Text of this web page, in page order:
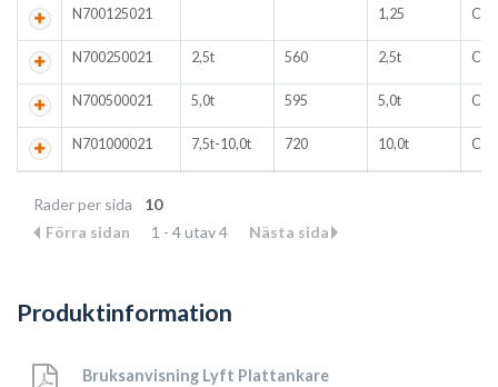
N700125021 1,25 CE
N700250021 2,5t 560 2,5t CE
N700500021 5,0t 595 5,0t CE
N701000021 7,5t-10,0t 720 10,0t CE
Rader per sida
10
Förra sidan
1 - 4 utav 4 Nästa sida
Produktinformation
Bruksanvisning Lyft Plattankare